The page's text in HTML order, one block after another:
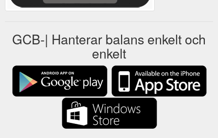
GCB-| Hanterar balans enkelt och
enkelt